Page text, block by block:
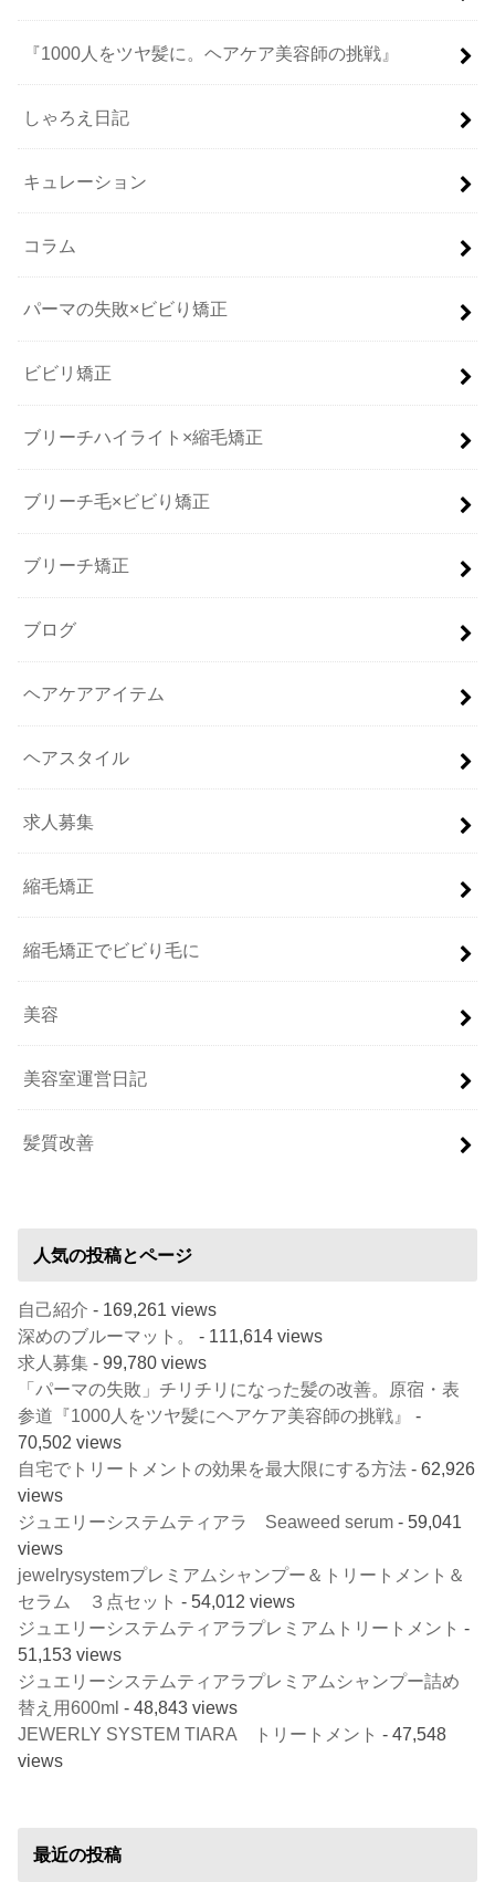
『1000人をツヤ髪に。ヘアケア美容師の挑戦』
しゃろえ日記
キュレーション
コラム
パーマの失敗×ビビり矯正
ビビリ矯正
ブリーチハイライト×縮毛矯正
ブリーチ毛×ビビり矯正
ブリーチ矯正
ブログ
ヘアケアアイテム
ヘアスタイル
求人募集
縮毛矯正
縮毛矯正でビビり毛に
美容
美容室運営日記
髪質改善
人気の投稿とページ
自己紹介 - 169,261 views
深めのブルーマット。
- 111,614 views
求人募集 - 99,780 views
「パーマの失敗」チリチリになった髪の改善。原宿・表
参道『1000人をツヤ髪にヘアケア美容師の挑戦』
-
70,502 views
自宅でトリートメントの効果を最大限にする方法 - 62,926
views
ジュエリーシステムティアラ Seaweed serum - 59,041
views
jewelrysystemプレミアムシャンプー＆トリートメント＆
セラム ３点セット - 54,012 views
ジュエリーシステムティアラプレミアムトリートメント -
51,153 views
ジュエリーシステムティアラプレミアムシャンプー詰め
替え用600ml - 48,843 views
JEWERLY SYSTEM TIARA トリートメント - 47,548
views
最近の投稿